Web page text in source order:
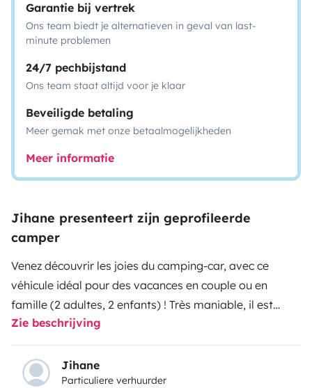
Garantie bij vertrek
Ons team biedt je alternatieven in geval van last-
minute problemen
24/7 pechbijstand
Ons team staat altijd voor je klaar
Beveiligde betaling
Meer gemak met onze betaalmogelijkheden
Meer informatie
Jihane presenteert zijn geprofileerde
camper
Venez découvrir les joies du camping-car, avec ce
véhicule idéal pour des vacances en couple ou en
famille (2 adultes, 2 enfants) ! Très maniable, il est
idéal pour une première utilisation. Conçu pour
permettre le couchage de quatre personnes à son
bord, en raison de sa taille moyenne. À l’arrière, on
retrouve un lit permanent sur soute qui présente une
Zie beschrijving
Jihane
Particuliere verhuurder